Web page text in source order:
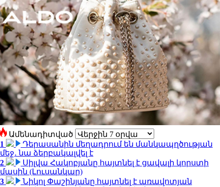
Ամենադիտված
1
Դերասանին մեղադրում են մանկապղծության
մեջ․ նա ձերբակալվել է
2
Սիլվա Հակոբյանը հայտնել է ցավալի կորստի
մասին (Լուսանկար)
3
Նիկոլ Փաշինյանը հայտնել է առավոտյան